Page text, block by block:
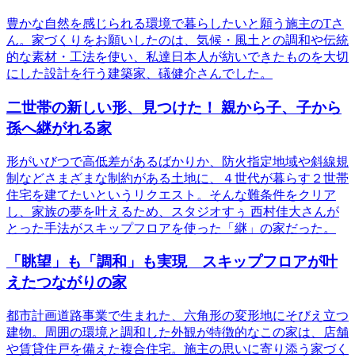
豊かな自然を感じられる環境で暮らしたいと願う施主のTさ
ん。家づくりをお願いしたのは、気候・風土との調和や伝統
的な素材・工法を使い、私達日本人が紡いできたものを大切
にした設計を行う建築家、礒健介さんでした。
二世帯の新しい形、見つけた！ 親から子、子から
孫へ継がれる家
形がいびつで高低差があるばかりか、防火指定地域や斜線規
制などさまざまな制約がある土地に、４世代が暮らす２世帯
住宅を建てたいというリクエスト。そんな難条件をクリア
し、家族の夢を叶えるため、スタジオすぅ 西村佳大さんが
とった手法がスキップフロアを使った「継」の家だった。
「眺望」も「調和」も実現 スキップフロアが叶
えたつながりの家
都市計画道路事業で生まれた、六角形の変形地にそびえ立つ
建物。周囲の環境と調和した外観が特徴的なこの家は、店舗
や賃貸住戸を備えた複合住宅。施主の思いに寄り添う家づく